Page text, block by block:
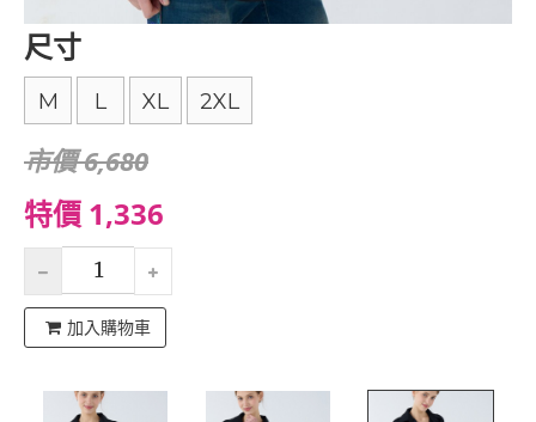
尺寸
M L XL 2XL
市價 6,680
特價 1,336
加入購物車